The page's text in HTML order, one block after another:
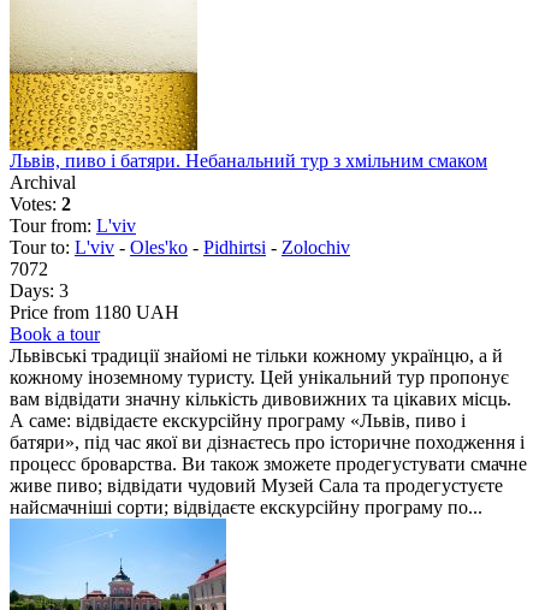
Львів, пиво і батяри. Небанальний тур з хмільним смаком
Archival
Votes: 2
Tour from: L'viv
Tour to: L'viv - Oles'ko - Pidhirtsi - Zolochiv
7072
Days: 3
Price from 1180 UAH
Book a tour
Львівські традиції знайомі не тільки кожному українцю, а й
кожному іноземному туристу. Цей унікальний тур пропонує
вам відвідати значну кількість дивовижних та цікавих місць.
А саме: відвідаєте екскурсійну програму «Львів, пиво і
батяри», під час якої ви дізнаєтесь про історичне походження і
процесс броварства. Ви також зможете продегустувати смачне
живе пиво; відвідати чудовий Музей Сала та продегустуєте
найсмачніші сорти; відвідаєте екскурсійну програму по...